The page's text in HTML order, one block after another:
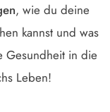
, wie du deine
kannst und was
Gesundheit in die
Leben!